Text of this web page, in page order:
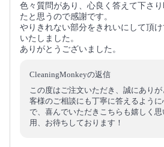
色々質問があり、心良く答えて下さ
たと思うので感謝です。
やりきれない部分をきれいにして頂
いたしました。
ありがとうございました。
CleaningMonkeyの返信
この度はご注文いただき、誠にあり
客様のご相談にも丁寧に答えるよう
で、喜んでいただきこちらも嬉しく
用、お待ちしております！